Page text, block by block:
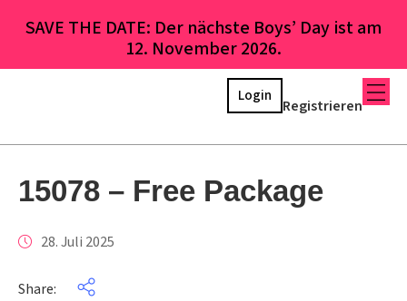
SAVE THE DATE: Der nächste Boys’ Day ist am
12. November 2026.
Registrieren
Login
15078 – Free Package
28. Juli 2025
Share: